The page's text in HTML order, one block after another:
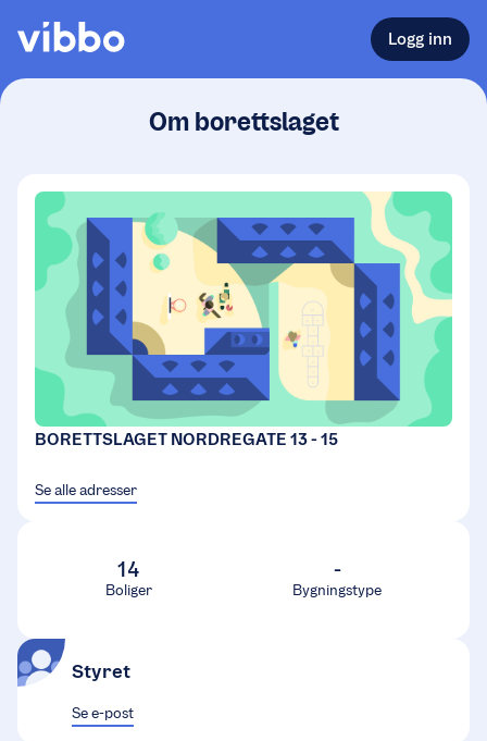
Logg inn
Om borettslaget
BORETTSLAGET NORDREGATE 13 - 15
Se alle adresser
14
Boliger
-
Bygningstype
Styret
Se e-post